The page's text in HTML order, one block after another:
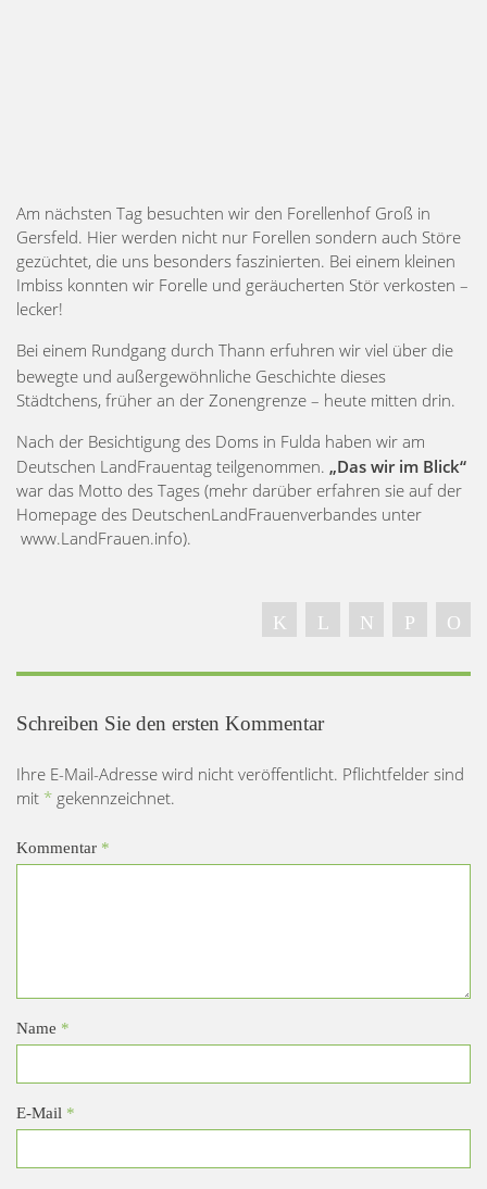
Am nächsten Tag besuchten wir den Forellenhof Groß in
Gersfeld. Hier werden nicht nur Forellen sondern auch Störe
gezüchtet, die uns besonders faszinierten. Bei einem kleinen
Imbiss konnten wir Forelle und geräucherten Stör verkosten –
lecker!
Bei einem Rundgang durch Thann erfuhren wir viel über die
bewegte und außergewöhnliche Geschichte dieses
Städtchens, früher an der Zonengrenze – heute mitten drin.
Nach der Besichtigung des Doms in Fulda haben wir am
Deutschen LandFrauentag teilgenommen. „Das wir im Blick“
war das Motto des Tages (mehr darüber erfahren sie auf der
Homepage des DeutschenLandFrauenverbandes unter
www.LandFrauen.info).
Schreiben Sie den ersten Kommentar
Ihre E-Mail-Adresse wird nicht veröffentlicht. Pflichtfelder sind
mit * gekennzeichnet.
Kommentar *
Name *
E-Mail *